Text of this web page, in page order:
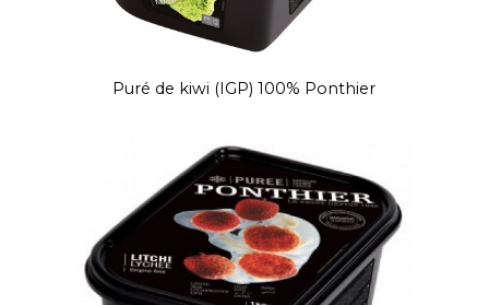
Puré de kiwi (IGP) 100% Ponthier